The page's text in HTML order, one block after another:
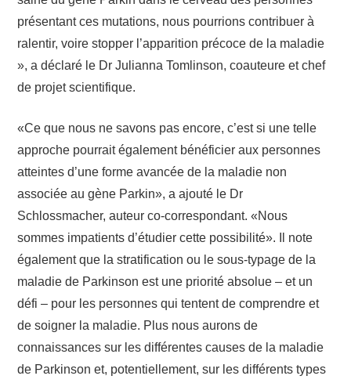
présentant ces mutations, nous pourrions contribuer à
ralentir, voire stopper l’apparition précoce de la maladie
», a déclaré le Dr Julianna Tomlinson, coauteure et chef
de projet scientifique.
«Ce que nous ne savons pas encore, c’est si une telle
approche pourrait également bénéficier aux personnes
atteintes d’une forme avancée de la maladie non
associée au gène Parkin», a ajouté le Dr
Schlossmacher, auteur co-correspondant. «Nous
sommes impatients d’étudier cette possibilité». Il note
également que la stratification ou le sous-typage de la
maladie de Parkinson est une priorité absolue – et un
défi – pour les personnes qui tentent de comprendre et
de soigner la maladie. Plus nous aurons de
connaissances sur les différentes causes de la maladie
de Parkinson et, potentiellement, sur les différents types